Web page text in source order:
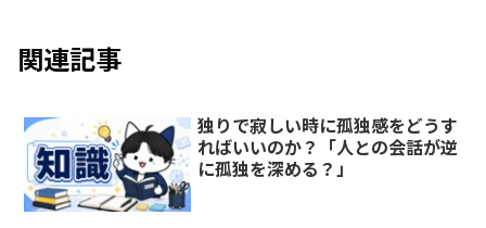
関連記事
独りで寂しい時に孤独感をどうす
ればいいのか？「人との会話が逆
に孤独を深める？」